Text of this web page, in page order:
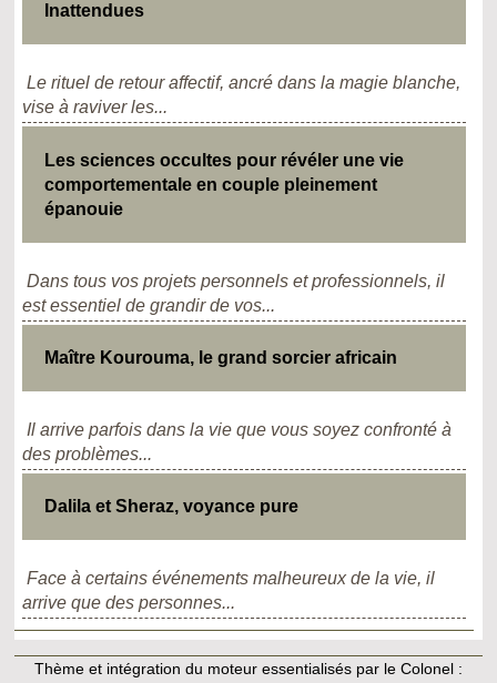
Inattendues
Le rituel de retour affectif, ancré dans la magie blanche,
vise à raviver les...
Les sciences occultes pour révéler une vie
comportementale en couple pleinement
épanouie
Dans tous vos projets personnels et professionnels, il
est essentiel de grandir de vos...
Maître Kourouma, le grand sorcier africain
Il arrive parfois dans la vie que vous soyez confronté à
des problèmes...
Dalila et Sheraz, voyance pure
Face à certains événements malheureux de la vie, il
arrive que des personnes...
Thème et intégration du moteur essentialisés par le Colonel :